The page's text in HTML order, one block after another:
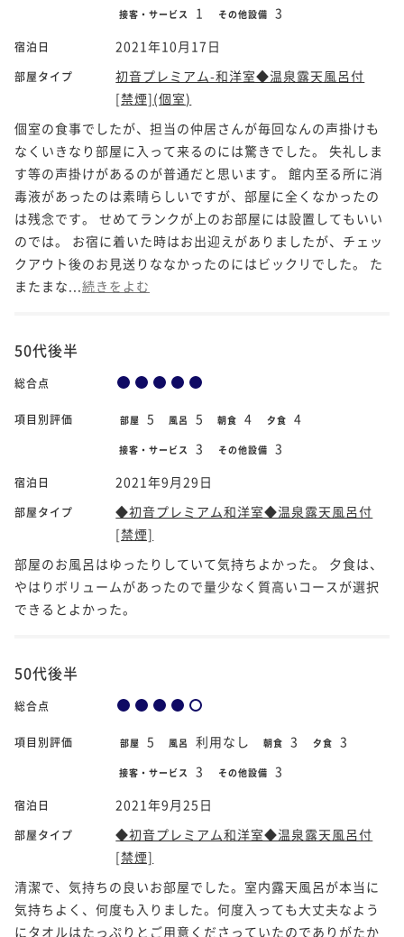
接客・サービス 1 その他設備 3
宿泊日 2021年10月17日
部屋タイプ
初音プレミアム-和洋室◆温泉露天風呂付
[禁煙](個室)
個室の食事でしたが、担当の仲居さんが毎回なんの声掛けも
なくいきなり部屋に入って来るのには驚きでした。 失礼しま
す等の声掛けがあるのが普通だと思います。 館内至る所に消
毒液があったのは素晴らしいですが、部屋に全くなかったの
は残念です。 せめてランクが上のお部屋には設置してもいい
のでは。 お宿に着いた時はお出迎えがありましたが、チェッ
クアウト後のお見送りななかったのにはビックリでした。 た
またまな... 続きをよむ
50代後半
総合点
項目別評価 部屋 5 風呂 5 朝食 4 夕食 4
接客・サービス 3 その他設備 3
宿泊日 2021年9月29日
部屋タイプ
◆初音プレミアム和洋室◆温泉露天風呂付
[禁煙]
部屋のお風呂はゆったりしていて気持ちよかった。 夕食は、
やはりボリュームがあったので量少なく質高いコースが選択
できるとよかった。
50代後半
総合点
項目別評価 部屋 5 風呂 利用なし 朝食 3 夕食 3
接客・サービス 3 その他設備 3
宿泊日 2021年9月25日
部屋タイプ
◆初音プレミアム和洋室◆温泉露天風呂付
[禁煙]
清潔で、気持ちの良いお部屋でした。室内露天風呂が本当に
気持ちよく、何度も入りました。何度入っても大丈夫なよう
にタオルはたっぷりとご用意くださっていたのでありがたか